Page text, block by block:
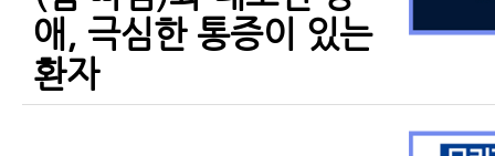
애, 극심한 통증이 있는
환자